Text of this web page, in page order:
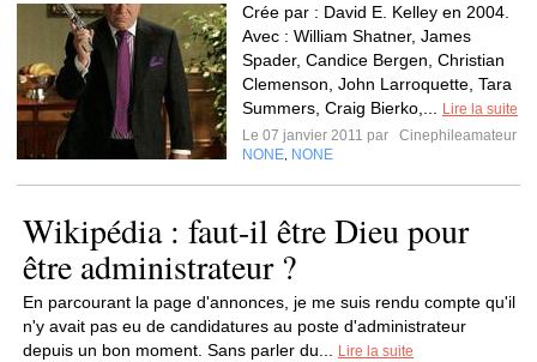
Crée par : David E. Kelley en 2004.
Avec : William Shatner, James
Spader, Candice Bergen, Christian
Clemenson, John Larroquette, Tara
Summers, Craig Bierko,...
Lire la suite
Le 07 janvier 2011 par
Cinephileamateur
NONE NONE
Wikipédia : faut-il être Dieu pour
être administrateur ?
En parcourant la page d'annonces, je me suis rendu compte qu'il
n'y avait pas eu de candidatures au poste d'administrateur
depuis un bon moment. Sans parler du...
Lire la suite